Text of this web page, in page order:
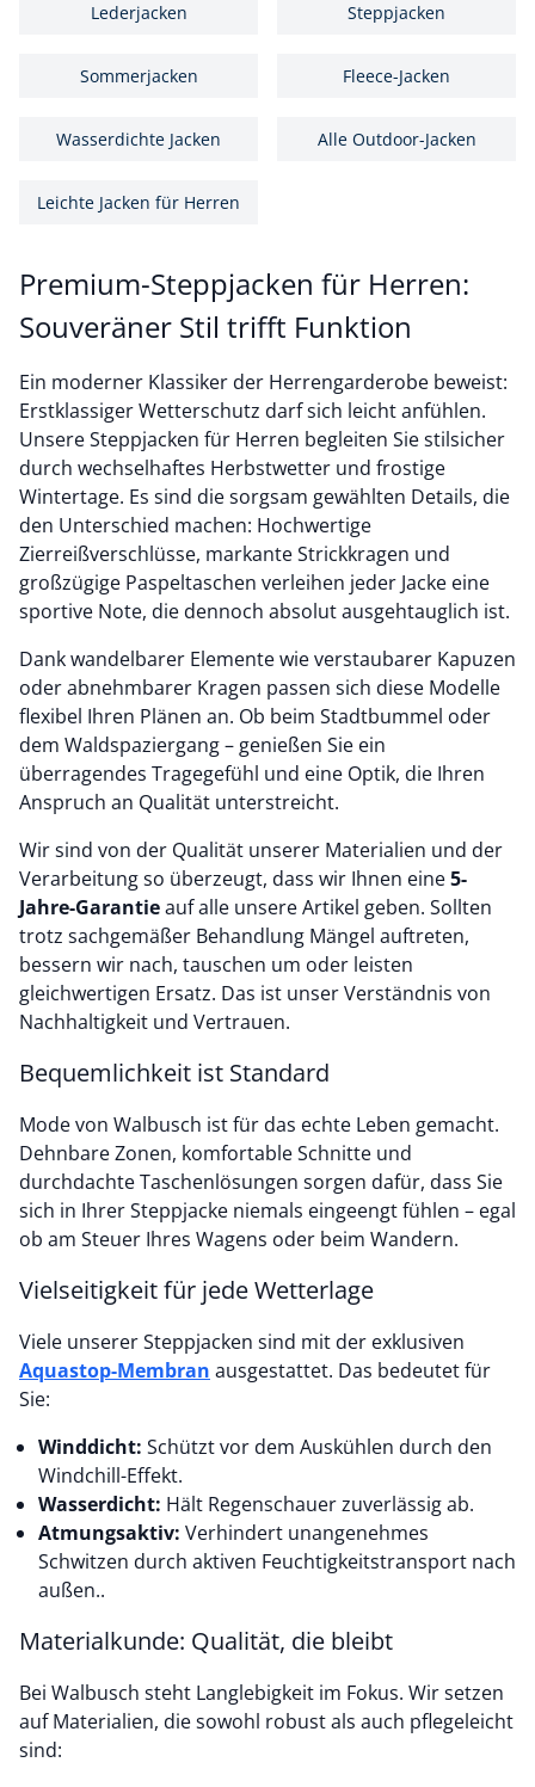
Lederjacken Steppjacken
Sommerjacken Fleece-Jacken
Wasserdichte Jacken Alle Outdoor-Jacken
Leichte Jacken für Herren
Premium-Steppjacken für Herren:
Souveräner Stil trifft Funktion
Ein moderner Klassiker der Herrengarderobe beweist:
Erstklassiger Wetterschutz darf sich leicht anfühlen.
Unsere Steppjacken für Herren begleiten Sie stilsicher
durch wechselhaftes Herbstwetter und frostige
Wintertage. Es sind die sorgsam gewählten Details, die
den Unterschied machen: Hochwertige
Zierreißverschlüsse, markante Strickkragen und
großzügige Paspeltaschen verleihen jeder Jacke eine
sportive Note, die dennoch absolut ausgehtauglich ist.
Dank wandelbarer Elemente wie verstaubarer Kapuzen
oder abnehmbarer Kragen passen sich diese Modelle
flexibel Ihren Plänen an. Ob beim Stadtbummel oder
dem Waldspaziergang – genießen Sie ein
überragendes Tragegefühl und eine Optik, die Ihren
Anspruch an Qualität unterstreicht.
Wir sind von der Qualität unserer Materialien und der
Verarbeitung so überzeugt, dass wir Ihnen eine5-
Jahre-Garantieauf alle unsere Artikel geben. Sollten
trotz sachgemäßer Behandlung Mängel auftreten,
bessern wir nach, tauschen um oder leisten
gleichwertigen Ersatz. Das ist unser Verständnis von
Nachhaltigkeit und Vertrauen.
Bequemlichkeit ist Standard
Mode von Walbusch ist für das echte Leben gemacht.
Dehnbare Zonen, komfortable Schnitte und
durchdachte Taschenlösungen sorgen dafür, dass Sie
sich in Ihrer Steppjacke niemals eingeengt fühlen – egal
ob am Steuer Ihres Wagens oder beim Wandern.
Vielseitigkeit für jede Wetterlage
Viele unserer Steppjacken sind mit der exklusiven
Aquastop-Membran ausgestattet. Das bedeutet für
Sie:
Winddicht: Schützt vor dem Auskühlen durch den
Windchill-Effekt.
Wasserdicht: Hält Regenschauer zuverlässig ab.
Atmungsaktiv: Verhindert unangenehmes
Schwitzen durch aktiven Feuchtigkeitstransport nach
außen..
Materialkunde: Qualität, die bleibt
Bei Walbusch steht Langlebigkeit im Fokus. Wir setzen
auf Materialien, die sowohl robust als auch pflegeleicht
sind: